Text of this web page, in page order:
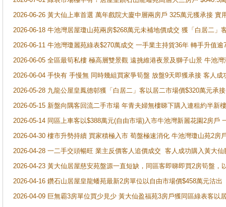
2026-06-26 黃大仙上車首選 萬年戲院大廈中層兩房戶 325萬元獲承接 實
2026-06-18 牛池灣居屋瓊山苑兩房$268萬元未補地價成交 獲「白居二」
2026-06-11 牛池灣瓊麗苑綠表$270萬成交 一手業主持貨36年 轉手升值逾
2026-06-05 全區最筍私樓 極高層雙景觀 遠挑維港夜景及獅子山景 牛池
2026-06-04 手快有 手慢無 同時幾組買家爭筍盤 放盤9天即獲承接 客人
2026-05-28 九龍公屋皇鳳德邨獲「白居二」客以居二市場價$320萬元承接
2026-05-15 新盤向隅客回流二手市場 年青夫婦無樓睇下購入連租約半新
2026-05-14 同區上車客以$388萬元(自由市場)入市牛池灣新麗花園2房戶
2026-04-30 樓市升勢持續 買家積極入市 荀盤極速消化 牛池灣瓊山苑2房
2026-04-28 一二手交頭暢旺 業主反價客人追價成交 客人成功購入黃大
2026-04-23 黃大仙居屋慈安苑盤源一直短缺，同區客即睇即買2房筍盤，
2026-04-16 鑽石山居屋皇龍蟠苑最新2房單位以自由市場價$458萬元沽出
2026-04-09 巨無霸3房單位買少見少 黃大仙盈福苑3房戶獲同區綠表客以